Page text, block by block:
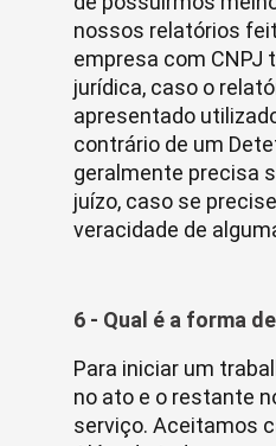
nossos relatórios
empresa com CNPJ
jurídica, caso o
apresentado
contrário de um
geralmente precisa
juízo, caso se
veracidade de
6 - Qual é a forma
Para iniciar um
no ato e o restante
serviço. Aceitamos